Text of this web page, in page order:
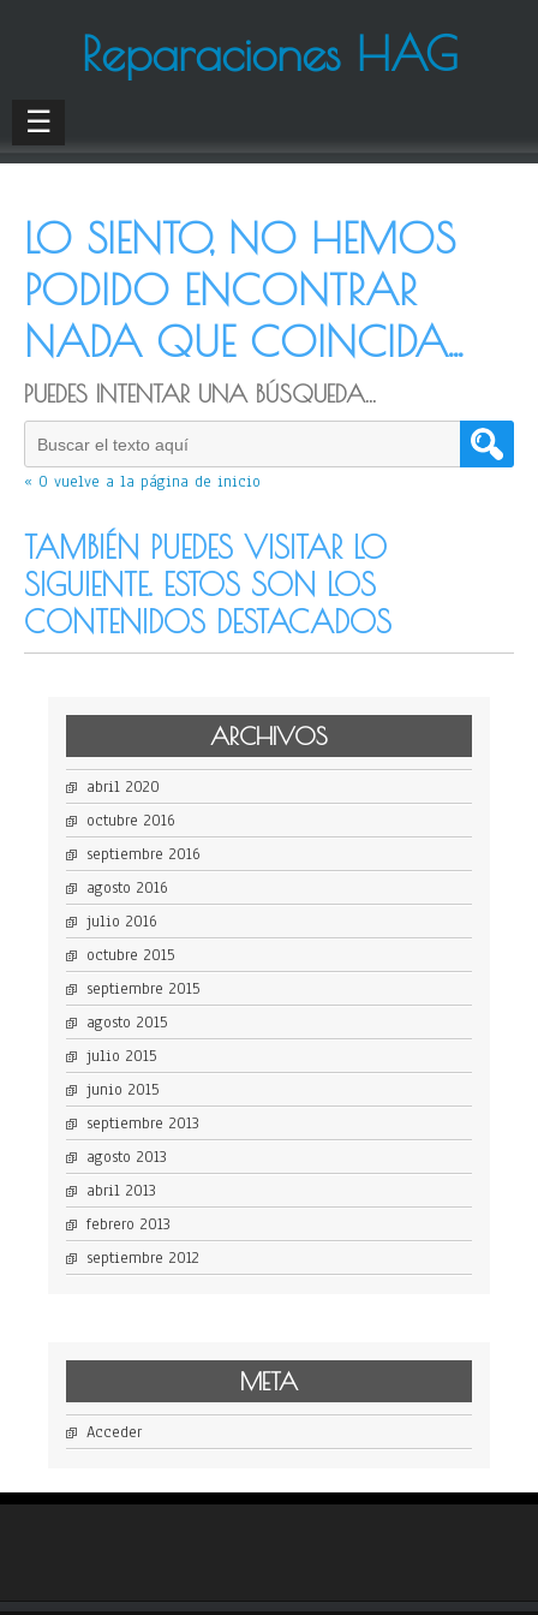
Reparaciones HAG
☰
LO SIENTO, NO HEMOS
PODIDO ENCONTRAR
NADA QUE COINCIDA...
PUEDES INTENTAR UNA BÚSQUEDA...
« O vuelve a la página de inicio
TAMBIÉN PUEDES VISITAR LO
SIGUIENTE. ESTOS SON LOS
CONTENIDOS DESTACADOS
ARCHIVOS
abril 2020
octubre 2016
septiembre 2016
agosto 2016
julio 2016
octubre 2015
septiembre 2015
agosto 2015
julio 2015
junio 2015
septiembre 2013
agosto 2013
abril 2013
febrero 2013
septiembre 2012
META
Acceder